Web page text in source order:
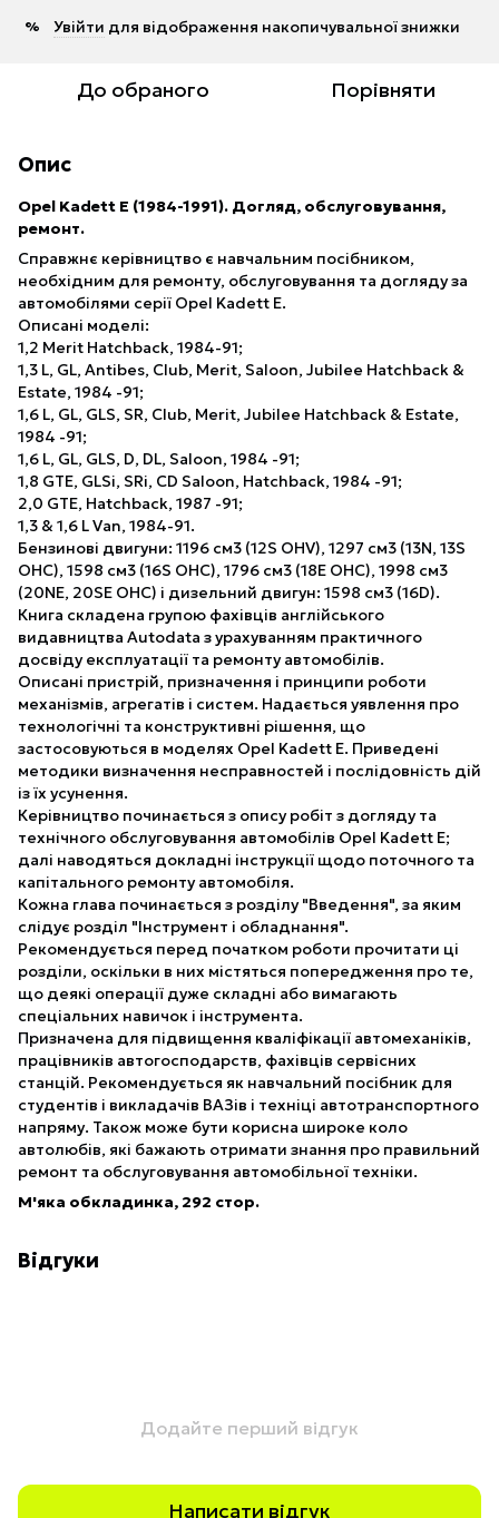
% Увійти для відображення накопичувальної знижки
До обраного Порівняти
Опис
Opel Kadett E (1984-1991). Догляд, обслуговування,
ремонт.
Справжнє керівництво є навчальним посібником,
необхідним для ремонту, обслуговування та догляду за
автомобілями серії Opel Kadett E.
Описані моделі:
1,2 Merit Hatchback, 1984-91;
1,3 L, GL, Antibes, Club, Merit, Saloon, Jubilee Hatchback &
Estate, 1984 -91;
1,6 L, GL, GLS, SR, Club, Merit, Jubilee Hatchback & Estate,
1984 -91;
1,6 L, GL, GLS, D, DL, Saloon, 1984 -91;
1,8 GTE, GLSi, SRi, CD Saloon, Hatchback, 1984 -91;
2,0 GTE, Hatchback, 1987 -91;
1,3 & 1,6 L Van, 1984-91.
Бензинові двигуни: 1196 см3 (12S OHV), 1297 см3 (13N, 13S
OHC), 1598 см3 (16S OHC), 1796 см3 (18E OHC), 1998 см3
(20NE, 20SE OHC) і дизельний двигун: 1598 см3 (16D).
Книга складена групою фахівців англійського
видавництва Autodata з урахуванням практичного
досвіду експлуатації та ремонту автомобілів.
Описані пристрій, призначення і принципи роботи
механізмів, агрегатів і систем. Надається уявлення про
технологічні та конструктивні рішення, що
застосовуються в моделях Opel Kadett E. Приведені
методики визначення несправностей і послідовність дій
із їх усунення.
Керівництво починається з опису робіт з догляду та
технічного обслуговування автомобілів Opel Kadett E;
далі наводяться докладні інcтрукції щодо поточного та
капітального ремонту автомобіля.
Кожна глава починається з розділу "Введення", за яким
слідує розділ "Інструмент і обладнання".
Рекомендується перед початком роботи прочитати ці
розділи, оскільки в них містяться попередження про те,
що деякі операції дуже складні або вимагають
спеціальних навичок і інструмента.
Призначена для підвищення кваліфікації автомеханіків,
працівників автогосподарств, фахівців сервісних
станцій. Рекомендується як навчальний посібник для
студентів і викладачів ВАЗів і техніці автотранспортного
напряму. Також може бути корисна широке коло
автолюбів, які бажають отримати знання про правильний
ремонт та обслуговування автомобільної техніки.
М'яка обкладинка, 292 стор.
Відгуки
Додайте перший відгук
Написати відгук